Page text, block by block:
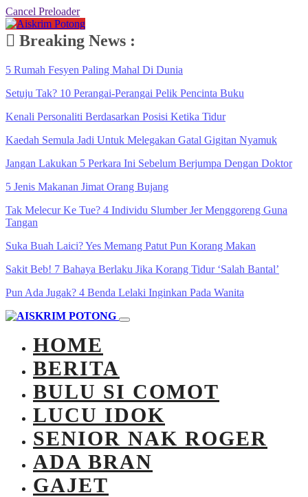
Cancel Preloader
Breaking News :
5 Rumah Fesyen Paling Mahal Di Dunia
Setuju Tak? 10 Perangai-Perangai Pelik Pencinta Buku
Kenali Personaliti Berdasarkan Posisi Ketika Tidur
Kaedah Semula Jadi Untuk Melegakan Gatal Gigitan Nyamuk
Jangan Lakukan 5 Perkara Ini Sebelum Berjumpa Dengan Doktor
5 Jenis Makanan Jimat Orang Bujang
Tak Melecur Ke Tue? 4 Individu Slumber Jer Menggoreng Guna
Tangan
Suka Buah Laici? Yes Memang Patut Pun Korang Makan
Sakit Beb! 7 Bahaya Berlaku Jika Korang Tidur ‘Salah Bantal’
Pun Ada Jugak? 4 Benda Lelaki Inginkan Pada Wanita
HOME
BERITA
BULU SI COMOT
LUCU IDOK
SENIOR NAK ROGER
ADA BRAN
GAJET